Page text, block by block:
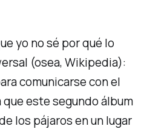
yo no sé por qué lo
(osea, Wikipedia):
comunicarse con el
este segundo álbum
los pájaros en un lugar